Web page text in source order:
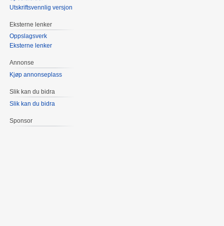
Utskriftsvennlig versjon
Eksterne lenker
Oppslagsverk
Eksterne lenker
Annonse
Kjøp annonseplass
Slik kan du bidra
Slik kan du bidra
Sponsor